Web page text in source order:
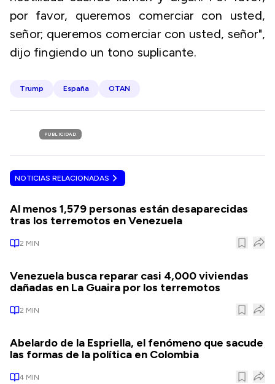
por favor, queremos comerciar con usted,
señor; queremos comerciar con usted, señor",
dijo fingiendo un tono suplicante.
Trump España OTAN
PUBLICIDAD
NOTICIAS RELACIONADAS
Al menos 1,579 personas están desaparecidas
tras los terremotos en Venezuela
2 MIN
Venezuela busca reparar casi 4,000 viviendas
dañadas en La Guaira por los terremotos
2 MIN
Abelardo de la Espriella, el fenómeno que sacude
las formas de la política en Colombia
4 MIN